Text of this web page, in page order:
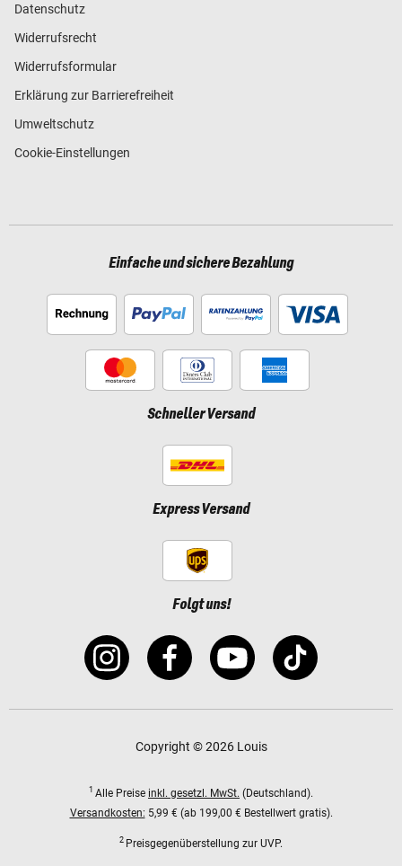
Datenschutz
Widerrufsrecht
Widerrufsformular
Erklärung zur Barrierefreiheit
Umweltschutz
Cookie-Einstellungen
Einfache und sichere Bezahlung
Schneller Versand
Express Versand
Folgt uns!
Copyright © 2026 Louis
1 Alle Preise inkl. gesetzl. MwSt. (Deutschland).
Versandkosten: 5,99 € (ab 199,00 € Bestellwert gratis).
2 Preisgegenüberstellung zur UVP.